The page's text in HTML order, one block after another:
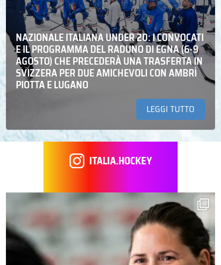
NAZIONALE ITALIANA UNDER 20: I CONVOCATI
E IL PROGRAMMA DEL RADUNO DI EGNA (6-9
AGOSTO) CHE PRECEDERÀ UNA TRASFERTA IN
SVIZZERA PER DUE AMICHEVOLI CON AMBRÌ
PIOTTA E LUGANO
LEGGI TUTTO
ITALIA.HOCKEY